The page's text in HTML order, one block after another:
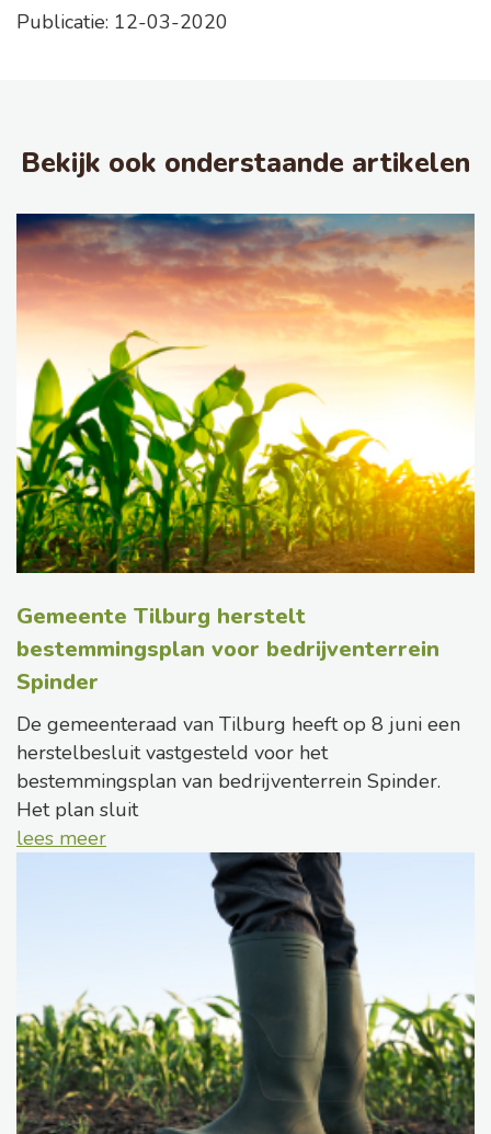
Publicatie: 12-03-2020
Bekijk ook onderstaande artikelen
Gemeente Tilburg herstelt
bestemmingsplan voor bedrijventerrein
Spinder
De gemeenteraad van Tilburg heeft op 8 juni een
herstelbesluit vastgesteld voor het
bestemmingsplan van bedrijventerrein Spinder.
Het plan sluit
lees meer